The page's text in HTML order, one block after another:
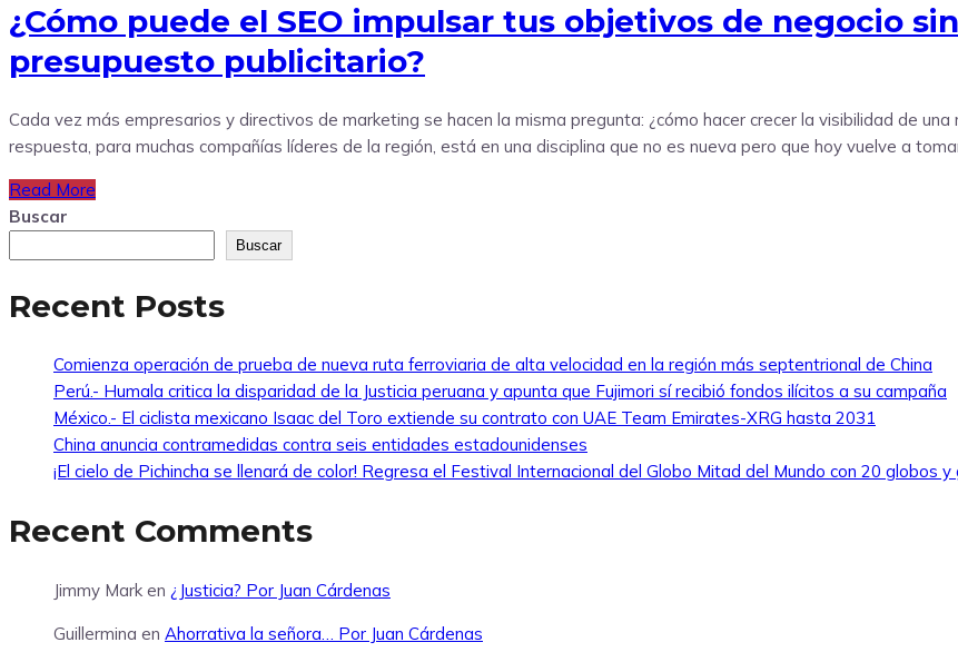
¿Cómo puede el SEO impulsar tus objetivos de negocio
presupuesto publicitario?
Cada vez más empresarios y directivos de marketing se hacen la misma pregunta: ¿cómo hacer crecer la visibilidad de
respuesta, para muchas compañías líderes de la región, está en una disciplina que no es nueva pero que hoy vuelve a
Read More
Buscar
Buscar
Recent Posts
Comienza operación de prueba de nueva ruta ferroviaria de alta velocidad en la región más septentrional de China
Perú.- Humala critica la disparidad de la Justicia peruana y apunta que Fujimori sí recibió fondos ilícitos a su campaña
México.- El ciclista mexicano Isaac del Toro extiende su contrato con UAE Team Emirates-XRG hasta 2031
China anuncia contramedidas contra seis entidades estadounidenses
¡El cielo de Pichincha se llenará de color! Regresa el Festival Internacional del Globo Mitad del Mundo con 20 globos
Recent Comments
Jimmy Mark en ¿Justicia? Por Juan Cárdenas
Guillermina en Ahorrativa la señora… Por Juan Cárdenas